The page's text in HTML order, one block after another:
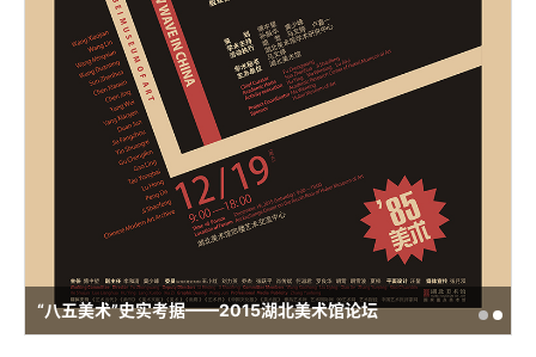
“八五美术”史实考据——2015湖北美术馆论坛